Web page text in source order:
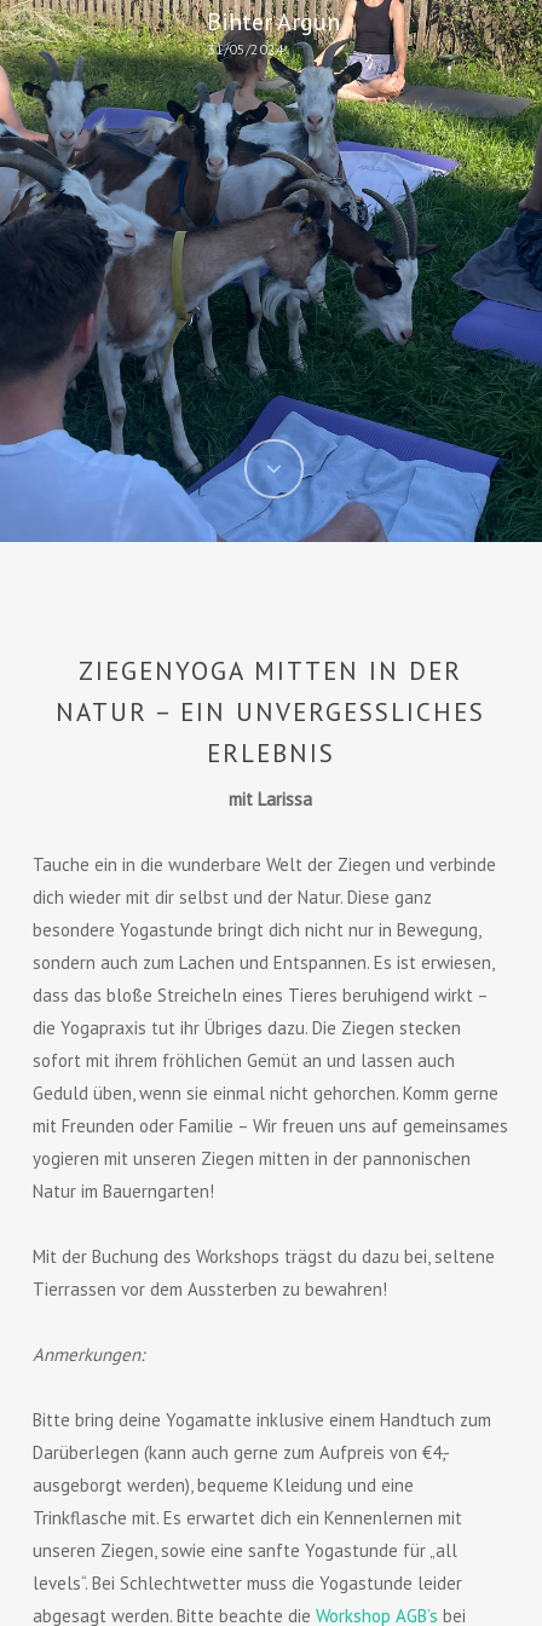
Bihter Argun
31/05/2024
ZIEGENYOGA MITTEN IN DER
NATUR – EIN UNVERGESSLICHES
ERLEBNIS
mit Larissa
Tauche ein in die wunderbare Welt der Ziegen und verbinde
dich wieder mit dir selbst und der Natur. Diese ganz
besondere Yogastunde bringt dich nicht nur in Bewegung,
sondern auch zum Lachen und Entspannen. Es ist erwiesen,
dass das bloße Streicheln eines Tieres beruhigend wirkt –
die Yogapraxis tut ihr Übriges dazu. Die Ziegen stecken
sofort mit ihrem fröhlichen Gemüt an und lassen auch
Geduld üben, wenn sie einmal nicht gehorchen. Komm gerne
mit Freunden oder Familie – Wir freuen uns auf gemeinsames
yogieren mit unseren Ziegen mitten in der pannonischen
Natur im Bauerngarten!
Mit der Buchung des Workshops trägst du dazu bei, seltene
Tierrassen vor dem Aussterben zu bewahren!
Anmerkungen:
Bitte bring deine Yogamatte inklusive einem Handtuch zum
Darüberlegen (kann auch gerne zum Aufpreis von €4,-
ausgeborgt werden), bequeme Kleidung und eine
Trinkflasche mit. Es erwartet dich ein Kennenlernen mit
unseren Ziegen, sowie eine sanfte Yogastunde für „all
levels“. Bei Schlechtwetter muss die Yogastunde leider
abgesagt werden. Bitte beachte die Workshop AGB’s bei